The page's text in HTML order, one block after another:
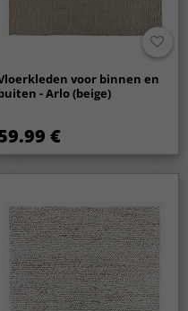
voor binnen en
- Arlo (beige)
€